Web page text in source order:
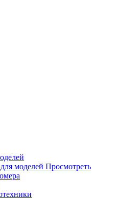
моделей Просмотреть